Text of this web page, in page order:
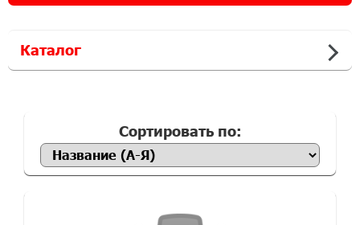
Каталог
Сортировать по: